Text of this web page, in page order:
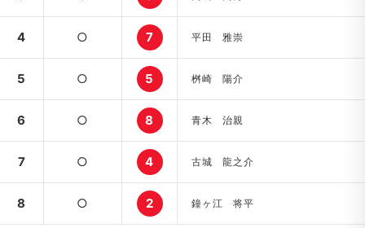
4 ○ 7 平田 雅崇
5 ○ 5 桝崎 陽介
6 ○ 8 青木 治親
7 ○ 4 古城 龍之介
8 ○ 2 鐘ヶ江 将平